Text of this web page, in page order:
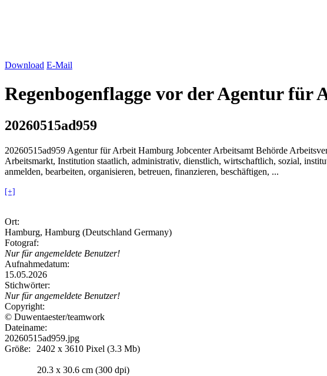
Download E-Mail
Regenbogenflagge vor der Agentur für
20260515ad959
20260515ad959 Agentur für Arbeit Hamburg Jobcenter Arbeitsamt Behörde
Arbeitsmarkt, Institution staatlich, administrativ, dienstlich, wirtschaftlich, sozial,
anmelden, bearbeiten, organisieren, betreuen, finanzieren, beschäftigen, ...
[+]
Ort:
Hamburg, Hamburg (Deutschland Germany)
Fotograf:
Nur für angemeldete Benutzer!
Aufnahmedatum:
15.05.2026
Stichwörter:
Nur für angemeldete Benutzer!
Copyright:
© Duwentaester/teamwork
Dateiname:
20260515ad959.jpg
Größe:
2402 x 3610 Pixel (3.3 Mb)
20.3 x 30.6 cm (300 dpi)